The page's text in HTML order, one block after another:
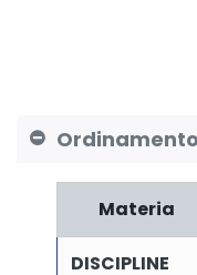
Materia
DISCIPLINE